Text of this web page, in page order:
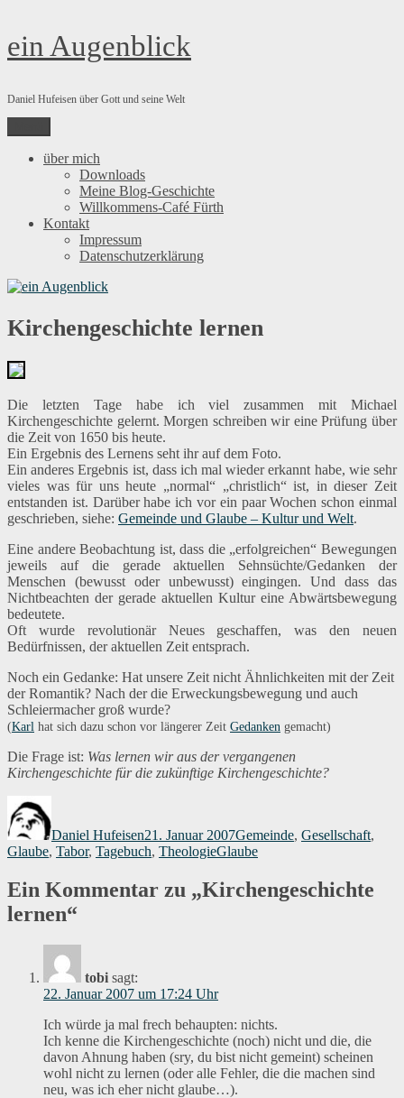
Zum
Inhalt
ein Augenblick
Daniel Hufeisen über Gott und seine Welt
über mich
Downloads
Meine Blog-Geschichte
Willkommens-Café Fürth
Kontakt
Impressum
Datenschutzerklärung
Kirchengeschichte lernen
Die letzten Tage habe ich viel zusammen mit Michael
Kirchengeschichte gelernt. Morgen schreiben wir eine Prüfung über
die Zeit von 1650 bis heute.
Ein Ergebnis des Lernens seht ihr auf dem Foto.
Ein anderes Ergebnis ist, dass ich mal wieder erkannt habe, wie sehr
vieles was für uns heute „normal“ „christlich“ ist, in dieser Zeit
entstanden ist. Darüber habe ich vor ein paar Wochen schon einmal
geschrieben, siehe: Gemeinde und Glaube – Kultur und Welt.
Eine andere Beobachtung ist, dass die „erfolgreichen“ Bewegungen
jeweils auf die gerade aktuellen Sehnsüchte/Gedanken der
Menschen (bewusst oder unbewusst) eingingen. Und dass das
Nichtbeachten der gerade aktuellen Kultur eine Abwärtsbewegung
bedeutete.
Oft wurde revolutionär Neues geschaffen, was den neuen
Bedürfnissen, der aktuellen Zeit entsprach.
Noch ein Gedanke: Hat unsere Zeit nicht Ähnlichkeiten mit der Zeit
der Romantik? Nach der die Erweckungsbewegung und auch
Schleiermacher groß wurde?
(Karl hat sich dazu schon vor längerer Zeit Gedanken gemacht)
Die Frage ist: Was lernen wir aus der vergangenen
Kirchengeschichte für die zukünftige Kirchengeschichte?
Daniel Hufeisen21. Januar 2007Gemeinde, Gesellschaft,
Glaube, Tabor, Tagebuch, TheologieSchlagwörter
Glaube
Ein Kommentar zu „Kirchengeschichte
lernen“
tobi sagt:
22. Januar 2007 um 17:24 Uhr
Ich würde ja mal frech behaupten: nichts.
Ich kenne die Kirchengeschichte (noch) nicht und die, die
davon Ahnung haben (sry, du bist nicht gemeint) scheinen
wohl nicht zu lernen (oder alle Fehler, die die machen sind
neu, was ich eher nicht glaube…).